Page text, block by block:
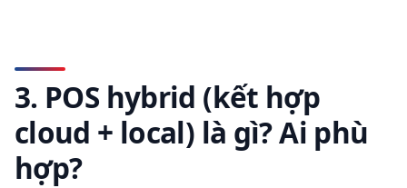
3. POS hybrid (kết hợp
cloud + local) là gì? Ai phù
hợp?